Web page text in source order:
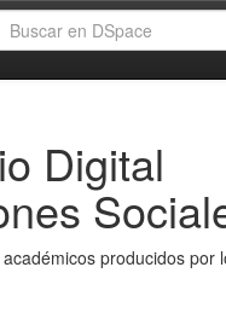
Digital
producidos